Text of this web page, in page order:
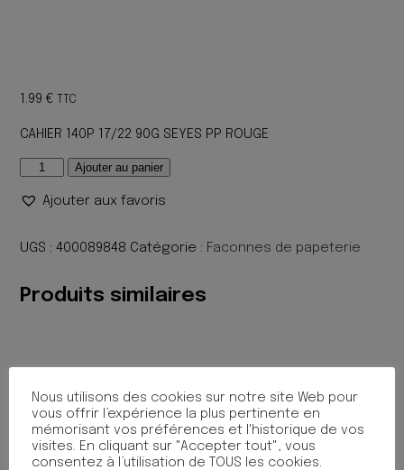
1.99€ TTC
CAHIER 140P 17/22 90G SEYES PP ROUGE
quantité
CAHIER
17/22
SEYES
PP
Ajouter au panier
Ajouter aux favoris
UGS :400089848 Catégorie : Faconnes de papeterie
Produits similaires
Nous utilisons des cookies sur notre site Web pour
vous offrir l’expérience la plus pertinente en
mémorisant vos préférences et l'historique de vos
visites. En cliquant sur "Accepter tout", vous
consentez à l’utilisation de TOUS les cookies.